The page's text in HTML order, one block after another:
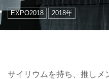
EXPO2018 2018年
サイリウムを持ち、推しメ